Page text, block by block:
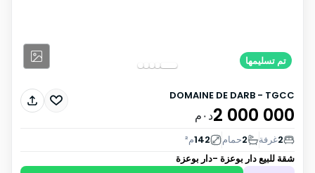
تم تسليمها
DOMAINE DE DARB - TGCC
2 000 000د٠م
2غرفة 2حمام 142م²
شقة للبيعدار بوعزة -دار بوعزة